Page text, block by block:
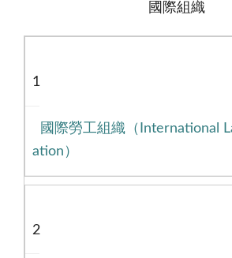
國際組織
1
國際勞工組織（International
ation）
2